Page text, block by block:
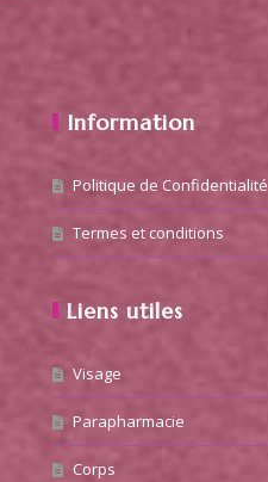
Information
Politique de Confidentialité
Termes et conditions
Liens utiles
Visage
Parapharmacie
Corps